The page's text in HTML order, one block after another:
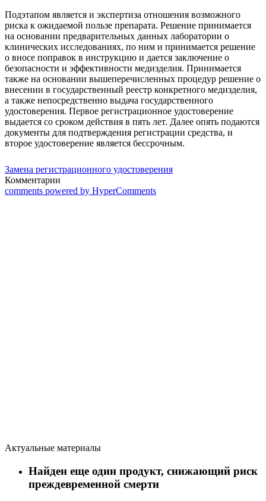
Подэтапом является и экспертиза отношения возможного
риска к ожидаемой пользе препарата. Решение принимается
на основании предварительных данных лаборатории о
клинических исследованиях, по ним и принимается решение
о вносе поправок в инструкцию и дается заключение о
безопасности и эффективности медизделия. Принимается
также на основании вышеперечисленных процедур решение о
внесении в государственный реестр конкретного медизделия,
а также непосредственно выдача государственного
удостоверения. Первое регистрационное удостоверение
выдается со сроком действия в пять лет. Далее опять подаются
документы для подтверждения регистрации средства, и
второе удостоверение является бессрочным.
Замена регистрационного удостоверения
Комментарии
comments powered by HyperComments
Актуальные материалы
Найден еще один продукт, снижающий риск
преждевременной смерти